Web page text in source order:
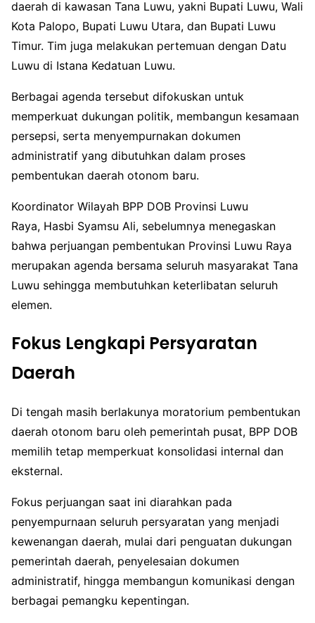
daerah di kawasan Tana Luwu, yakni Bupati Luwu, Wali
Kota Palopo, Bupati Luwu Utara, dan Bupati Luwu
Timur. Tim juga melakukan pertemuan dengan Datu
Luwu di Istana Kedatuan Luwu.
Berbagai agenda tersebut difokuskan untuk
memperkuat dukungan politik, membangun kesamaan
persepsi, serta menyempurnakan dokumen
administratif yang dibutuhkan dalam proses
pembentukan daerah otonom baru.
Koordinator Wilayah BPP DOB Provinsi Luwu
Raya, Hasbi Syamsu Ali, sebelumnya menegaskan
bahwa perjuangan pembentukan Provinsi Luwu Raya
merupakan agenda bersama seluruh masyarakat Tana
Luwu sehingga membutuhkan keterlibatan seluruh
elemen.
Fokus Lengkapi Persyaratan
Daerah
Di tengah masih berlakunya moratorium pembentukan
daerah otonom baru oleh pemerintah pusat, BPP DOB
memilih tetap memperkuat konsolidasi internal dan
eksternal.
Fokus perjuangan saat ini diarahkan pada
penyempurnaan seluruh persyaratan yang menjadi
kewenangan daerah, mulai dari penguatan dukungan
pemerintah daerah, penyelesaian dokumen
administratif, hingga membangun komunikasi dengan
berbagai pemangku kepentingan.